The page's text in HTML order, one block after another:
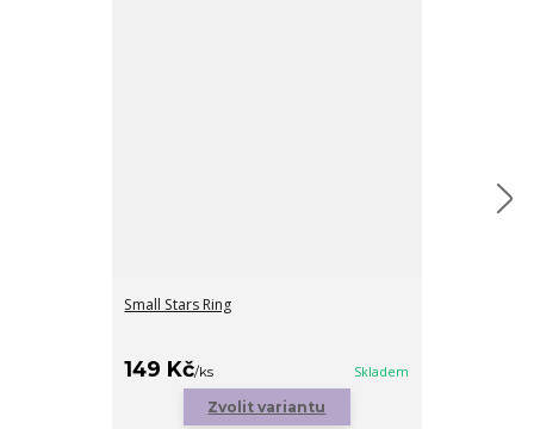
Small Stars Ring
149 Kč/ks Skladem
Zvolit variantu